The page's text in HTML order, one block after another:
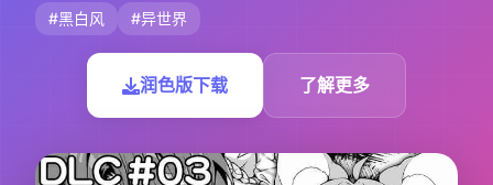
#黑白风 #异世界
润色版下载 了解更多